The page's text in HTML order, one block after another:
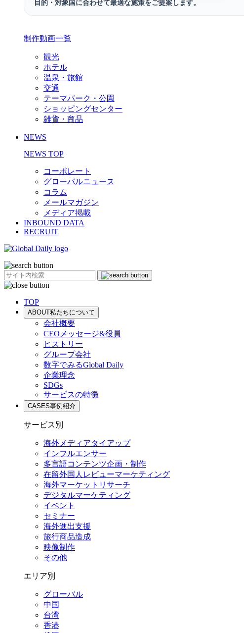
目的・対象国に合わせて最適な施策をご提案します。
制作動画一覧
観光
ホテル
温泉・旅館
交通
テーマパーク・公園
ショッピングセンター
雑貨・商品
NEWS
NEWS TOP
コーポレート
グローバルニュース
コラム
メールマガジン
メディア掲載
INBOUND DATA
RECRUIT
TOP
ABOUT私たちについて
会社概要
CEOメッセージ&役員
ヒストリー
グループ会社
数字でみるGlobal Daily
企業理念
SDGs
サービスの特徴
CASES事例紹介
サービス別
海外メディアタイアップ
インフルエンサー
多言語コンテンツ企画・制作
在留外国⼈レビューマーケティング
海外マーケットリサーチ
デジタルマーケティング
イベント
セミナー
海外進出支援
旅行商品造成
映像制作
その他
エリア別
グローバル
中国
台湾
香港